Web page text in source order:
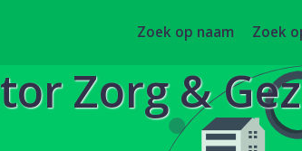
Zoek op naam Zoek
Zorg &